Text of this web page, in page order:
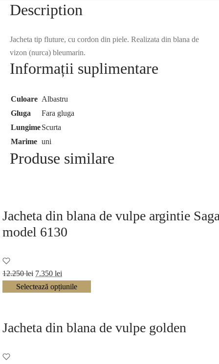
Description
Jacheta tip fluture, cu cordon din piele. Realizata din blana de
vizon (nurca) bleumarin.
Informații suplimentare
Culoare Albastru
Gluga
Fara gluga
LungimeScurta
Marime uni
Produse similare
Jacheta din blana de vulpe argintie
model 6130
12.250lei Prețul
inițial a
7.350 lei
curent
Selectează opțiunile
Jacheta din blana de vulpe golden